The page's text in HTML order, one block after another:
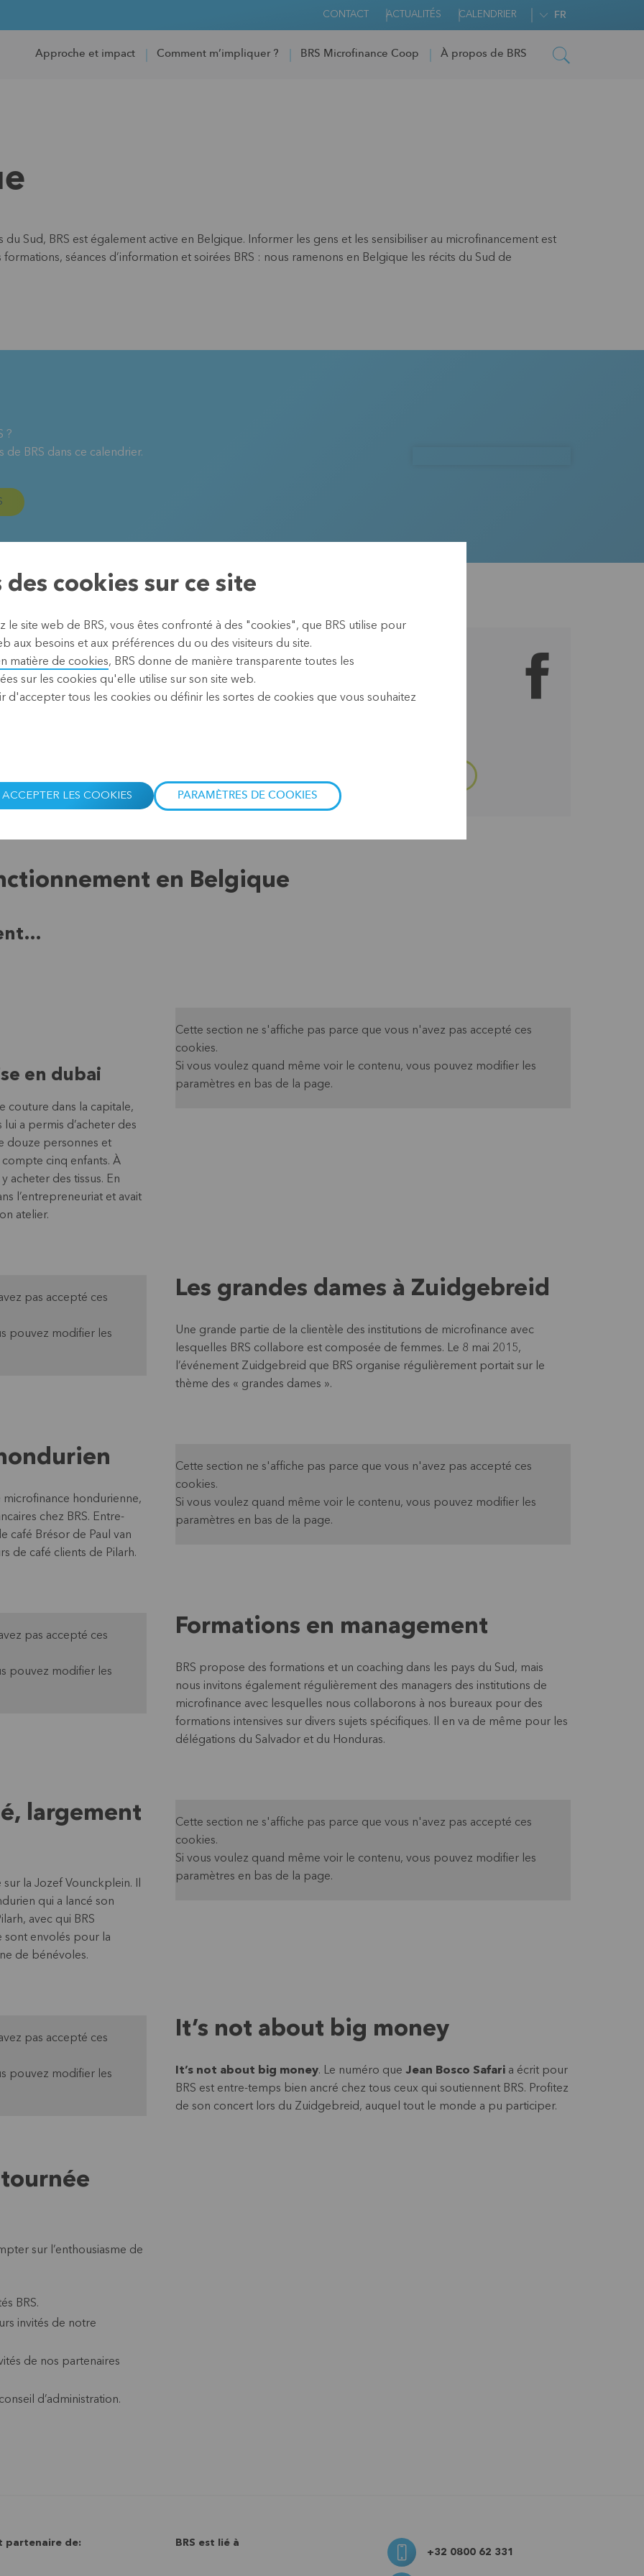
CONTACT ACTUALITÉS CALENDRIER FR
Approche et impact Comment m’impliquer ? BRS Microfinance Coop À propos de BRS
du Sud, BRS est également active en Belgique. Informer les gens et les sensibiliser au microfinancement est
séances d’information et soirées BRS : nous ramenons en Belgique les récits du Sud de
?
BRS dans ce calendrier.
BRS sur Facebook
en Belgique
en dubai
couture dans la capitale,
a permis d’acheter des
douze personnes et
cinq enfants. À
acheter des tissus. En
l’entrepreneuriat et avait
atelier.
Cette section ne s'affiche pas parce que vous n'avez pas accepté ces
cookies.
Si vous voulez quand même voir le contenu, vous pouvez modifier les
paramètres en bas de la page.
pas accepté ces
pouvez modifier les
Les grandes dames à Zuidgebreid
Une grande partie de la clientèle des institutions de microfinance avec
lesquelles BRS collabore est composée de femmes. Le 8 mai 2015,
l’événement Zuidgebreid que BRS organise régulièrement portait sur le
thème des « grandes dames ».
microfinance hondurienne,
chez BRS. Entre-
café Brésor de Paul van
de café clients de Pilarh.
Cette section ne s'affiche pas parce que vous n'avez pas accepté ces
cookies.
Si vous voulez quand même voir le contenu, vous pouvez modifier les
paramètres en bas de la page.
pas accepté ces
pouvez modifier les
Formations en management
BRS propose des formations et un coaching dans les pays du Sud, mais
nous invitons également régulièrement des managers des institutions de
microfinance avec lesquelles nous collaborons à nos bureaux pour des
formations intensives sur divers sujets spécifiques. Il en va de même pour les
délégations du Salvador et du Honduras.
largement
la Jozef Vounckplein. Il
qui a lancé son
avec qui BRS
sont envolés pour la
de bénévoles.
Cette section ne s'affiche pas parce que vous n'avez pas accepté ces
cookies.
Si vous voulez quand même voir le contenu, vous pouvez modifier les
paramètres en bas de la page.
pas accepté ces
pouvez modifier les
It’s not about big money
It’s not about big money. Le numéro que Jean Bosco Safari a écrit pour
BRS est entre-temps bien ancré chez tous ceux qui soutiennent BRS. Profitez
de son concert lors du Zuidgebreid, auquel tout le monde a pu participer.
tournée
sur l’enthousiasme de
BRS.
invités de notre
de nos partenaires
d’administration.
partenaire de:
BRS est lié à
+32 0800 62 331
des cookies sur ce site
le site web de BRS, vous êtes confronté à des "cookies", que BRS utilise pour
aux besoins et aux préférences du ou des visiteurs du site.
matière de cookies, BRS donne de manière transparente toutes les
sur les cookies qu'elle utilise sur son site web.
d'accepter tous les cookies ou définir les sortes de cookies que vous souhaitez
ACCEPTER LES COOKIES PARAMÈTRES DE COOKIES